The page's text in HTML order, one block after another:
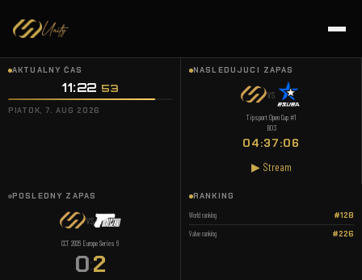
AKTUÁLNY ČAS
11:22 54
PIATOK, 7. AUG 2026
NASLEDUJÚCI ZÁPAS
VS
Tipsport Open Cup #1
BO3
04:37:05
▶ Stream
POSLEDNÝ ZÁPAS
VS
CCT 2026 Europe Series 6
0:2
RANKING
World ranking #128
Valve ranking #226